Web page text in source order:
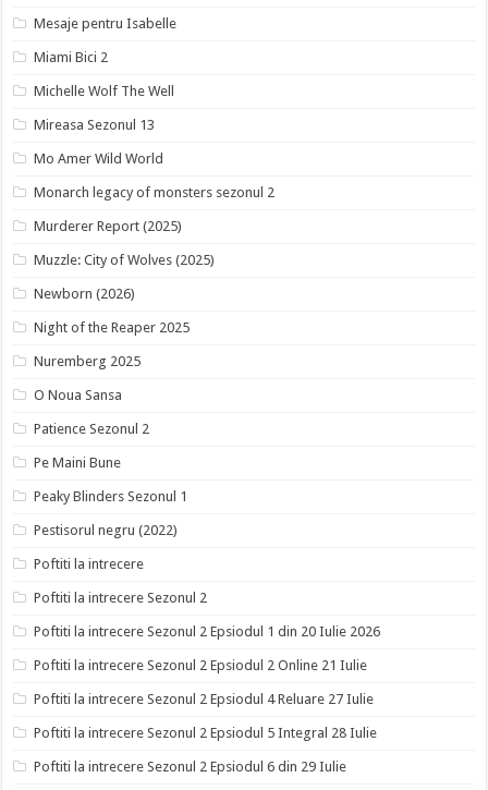
Mesaje pentru Isabelle
Miami Bici 2
Michelle Wolf The Well
Mireasa Sezonul 13
Mo Amer Wild World
Monarch legacy of monsters sezonul 2
Murderer Report (2025)
Muzzle: City of Wolves (2025)
Newborn (2026)
Night of the Reaper 2025
Nuremberg 2025
O Noua Sansa
Patience Sezonul 2
Pe Maini Bune
Peaky Blinders Sezonul 1
Pestisorul negru (2022)
Poftiti la intrecere
Poftiti la intrecere Sezonul 2
Poftiti la intrecere Sezonul 2 Epsiodul 1 din 20 Iulie 2026
Poftiti la intrecere Sezonul 2 Epsiodul 2 Online 21 Iulie
Poftiti la intrecere Sezonul 2 Epsiodul 4 Reluare 27 Iulie
Poftiti la intrecere Sezonul 2 Epsiodul 5 Integral 28 Iulie
Poftiti la intrecere Sezonul 2 Epsiodul 6 din 29 Iulie